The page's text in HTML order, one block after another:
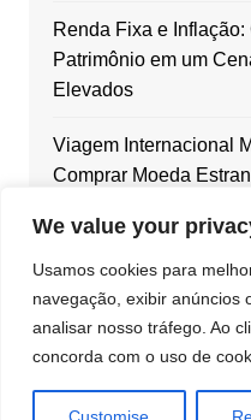
We value your
Usamos cookies para
navegação, exibir anúncios
analisar nosso tráfego. Ao
concorda com o uso de
Renda Fixa e
Patrimônio em um
Elevados
Viagem Internacional
Comprar Moeda
Dólar em Alta: Como
Ativos Internacionais
© 2025 Atvmoney.online.